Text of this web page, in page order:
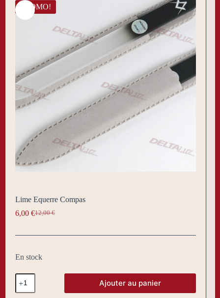
PROMO!
Lime Equerre Compas
12,00€
Le
initial
6,00 €Le
actuel
En stock
quantité
de
Lime
Ajouter au panier